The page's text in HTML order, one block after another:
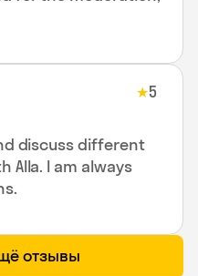
★5
discuss different
Alla. I am always
отзывы